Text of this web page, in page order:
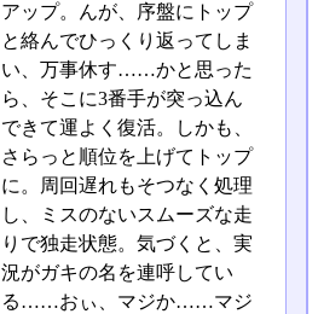
アップ。んが、序盤にトップ
と絡んでひっくり返ってしま
い、万事休す……かと思った
ら、そこに3番手が突っ込ん
できて運よく復活。しかも、
さらっと順位を上げてトップ
に。周回遅れもそつなく処理
し、ミスのないスムーズな走
りで独走状態。気づくと、実
況がガキの名を連呼してい
る……おぃ、マジか……マジ